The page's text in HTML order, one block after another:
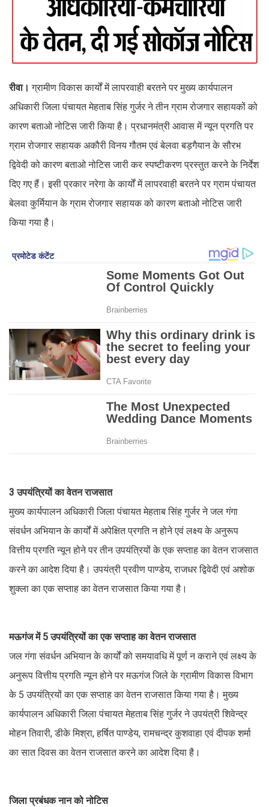
रीवा।ग्रामीण विकास कार्यों में लापरवाही बरतने पर मुख्य कार्यपालन
अधिकारी जिला पंचायत मेहताब सिंह गुर्जर ने तीन ग्राम रोजगार सहायकों को
कारण बताओ नोटिस जारी किया है। प्रधानमंत्री आवास में न्यून प्रगति पर
ग्राम रोजगार सहायक अकौरी विनय गौतम एवं बेलवा बड़गैयान के सौरभ
द्विवेदी को कारण बताओ नोटिस जारी कर स्पष्टीकरण प्रस्तुत करने के निर्देश
दिए गए हैं। इसी प्रकार नरेगा के कार्यों में लापरवाही बरतने पर ग्राम पंचायत
बेलवा कुर्मियान के ग्राम रोजगार सहायक को कारण बताओ नोटिस जारी
किया गया है।
3 उपयंत्रियों का वेतन राजसात
मुख्य कार्यपालन अधिकारी जिला पंचायत मेहताब सिंह गुर्जर ने जल गंगा
संवर्धन अभियान के कार्यों में अपेक्षित प्रगति न होने एवं लक्ष्य के अनुरूप
वित्तीय प्रगति न्यून होने पर तीन उपयंत्रियों के एक सप्ताह का वेतन राजसात
करने का आदेश दिया है। उपयंत्री प्रवीण पाण्डेय, राजधर द्विवेदी एवं अशोक
शुक्ला का एक सप्ताह का वेतन राजसात किया गया है।
मऊगंज में 5 उपयंत्रियों का एक सप्ताह का वेतन राजसात
जल गंगा संवर्धन अभियान के कार्यों को समयावधि में पूर्ण न कराने एवं लक्ष्य के
अनुरूप वित्तीय प्रगति न्यून होने पर मऊगंज जिले के ग्रामीण विकास विभाग
के 5 उपयंत्रियों का एक सप्ताह का वेतन राजसात किया गया है। मुख्य
कार्यपालन अधिकारी जिला पंचायत मेहताब सिंह गुर्जर ने उपयंत्री शिवेन्द्र
मोहन तिवारी, डीके मिश्रा, हर्षित पाण्डेय, रामचन्द्र कुशवाहा एवं दीपक शर्मा
का सात दिवस का वेतन राजसात करने का आदेश दिया है।
जिला प्रबंधक नान को नोटिस